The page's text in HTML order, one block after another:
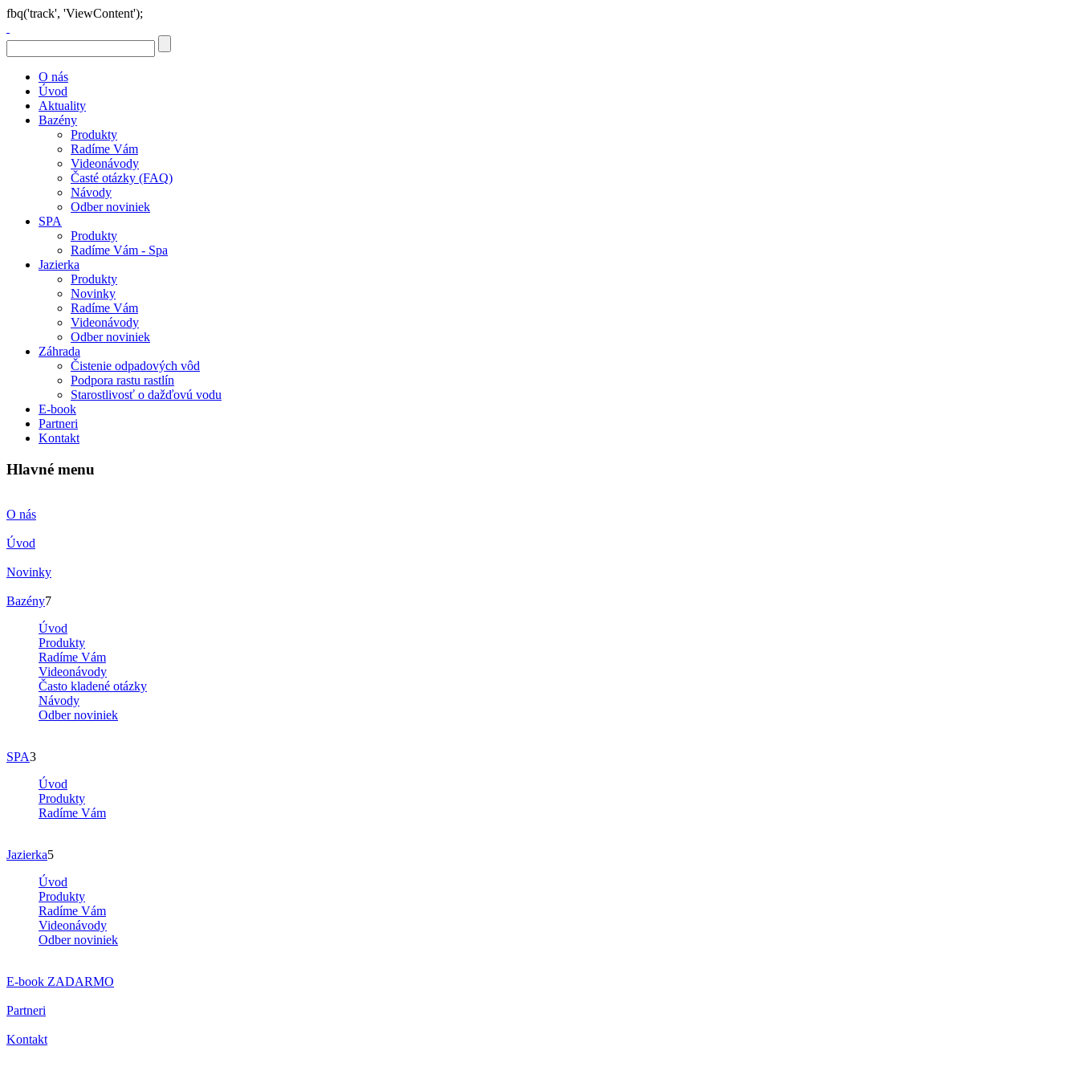
fbq('track', 'ViewContent');
O nás
Úvod
Aktuality
Bazény
Produkty
Radíme Vám
Videonávody
Časté otázky (FAQ)
Návody
Odber noviniek
SPA
Produkty
Radíme Vám - Spa
Jazierka
Produkty
Novinky
Radíme Vám
Videonávody
Odber noviniek
Záhrada
Čistenie odpadových vôd
Podpora rastu rastlín
Starostlivosť o dažďovú vodu
E-book
Partneri
Kontakt
Hlavné menu
O nás
Úvod
Novinky
Bazény7
Úvod
Produkty
Radíme Vám
Videonávody
Často kladené otázky
Návody
Odber noviniek
SPA3
Úvod
Produkty
Radíme Vám
Jazierka5
Úvod
Produkty
Radíme Vám
Videonávody
Odber noviniek
E-book ZADARMO
Partneri
Kontakt